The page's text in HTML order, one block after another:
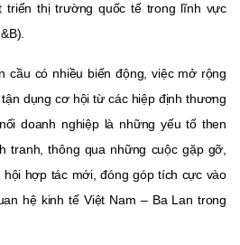
triển thị trường quốc tế trong lĩnh vực
cầu có nhiều biến động, việc mở rộng
dụng cơ hội từ các hiệp định thương
doanh nghiệp là những yếu tố then
tranh, thông qua những cuộc gặp gỡ,
hợp tác mới, đóng góp tích cực vào
hệ kinh tế Việt Nam – Ba Lan trong